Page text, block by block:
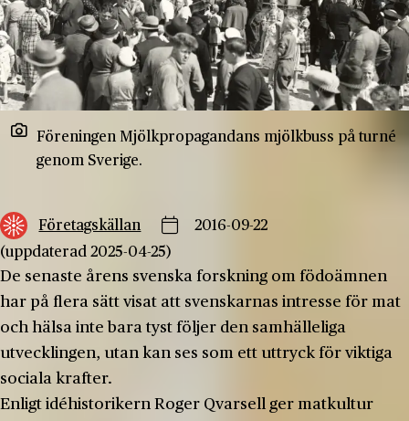
Föreningen Mjölkpropagandans mjölkbuss på turné
genom Sverige.
Företagskällan
2016-09-22
(uppdaterad 2025-04-25)
De senaste årens svenska forskning om födoämnen
har på flera sätt visat att svenskarnas intresse för mat
och hälsa inte bara tyst följer den samhälleliga
utvecklingen, utan kan ses som ett uttryck för viktiga
sociala krafter.
Enligt idéhistorikern Roger Qvarsell ger matkultur